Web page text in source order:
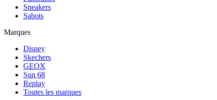
Sneakers
Sabots
Marques
Disney
Skechers
GEOX
Sun 68
Replay
Toutes les marques